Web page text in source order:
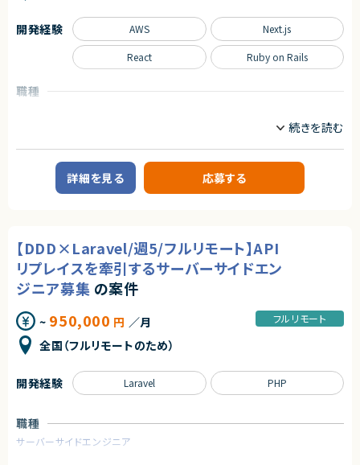
株式会社LASSIC
エージェントから
★プリセールスのフェーズからプロジェクトに関わることのできる貴重な案
件です。
職種
業務内容
自社サービスとして展開するバーチャル株主総会システムの開発を、技術面
でともにリードしていただけるフルスタックエンジニアを募集します。
サービスを利用されるお客様は業界はさまざまですが大手エンタープライズ
【業務内容詳細】
・エンハンスや新規機能開発（Ruby on RailsとNext.jsを使用してフルスタ
ックに開発）
・インフラ環境の構築（AWS）
・冗長化や高速化、監視の強化
・コードレビュー対応
・顧客からの要望があった際の対応
・定例MTGへの参加
※チケットはやりたいことベースで書かれており、定例MTGで割り振っていく
反応いただきたい。
※サーバーサイドとフロントエンドの割合は半々です。
求めるスキル
・Ruby on Rails／Next.jsでの開発のご経験のある方
開発経験 AWS Next.js
React Ruby on Rails
詳細を見る 応募する
【DDD×Laravel/週5/フルリモート】API
リプレイスを牽引するサーバーサイドエン
ジニア募集 の案件
~ 950,000 円 ／月
全国（フルリモートのため）
フルリモート
職種
サーバーサイドエンジニア
開発経験 Laravel PHP